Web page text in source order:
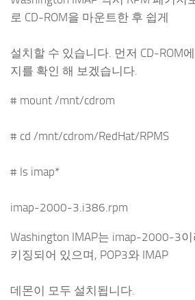
로 CD-ROM을 마운트한 후 쉽게
설치할 수 있습니다. 먼저 CD-ROM
지를 확인 해 보겠습니다.
# mount /mnt/cdrom
# cd /mnt/cdrom/RedHat/RPMS
# ls imap*
imap-2000-3.i386.rpm
Washington IMAP는 imap-2000-3
키징되어 있으며, POP3와 IMAP
데몬이 모두 설치됩니다.